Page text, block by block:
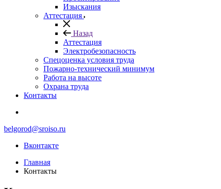
Изыскания
Аттестация
Назад
Аттестация
Электробезопасность
Спецоценка условия труда
Пожарно-технический минимум
Работа на высоте
Охрана труда
Контакты
belgorod@sroiso.ru
Вконтакте
Главная
Контакты